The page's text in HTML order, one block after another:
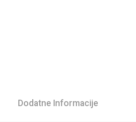
Dodatne Informacije